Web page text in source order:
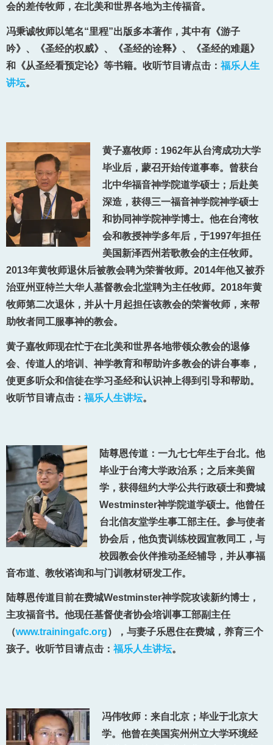
会的差传牧师，在北美和世界各地为主传福音。
冯秉诚牧师以笔名“里程”出版多本著作，其中有《游子
吟》、《圣经的权威》、《圣经的诠释》、《圣经的难题》
和《从圣经看预定论》等书籍。收听节目请点击： 福乐人生
讲坛。
黄子嘉牧师：1962年从台湾成功大学
毕业后，蒙召开始传道事奉。曾获台
北中华福音神学院道学硕士；后赴美
深造，获得三一福音神学院神学硕士
和协同神学院神学博士。他在台湾牧
会和教授神学多年后，于1997年担任
美国新泽西州若歌教会的主任牧师。
2013年黄牧师退休后被教会聘为荣誉牧师。2014年他又被乔
治亚州亚特兰大华人基督教会北堂聘为主任牧师。2018年黄
牧师第二次退休，并从十月起担任该教会的荣誉牧师，来帮
助牧者同工服事神的教会。
黄子嘉牧师现在忙于在北美和世界各地带领众教会的退修
会、传道人的培训、神学教育和帮助许多教会的讲台事奉，
使更多听众和信徒在学习圣经和认识神上得到引导和帮助。
收听节目请点击： 福乐人生讲坛。
陆尊恩传道：一九七七年生于台北。他
毕业于台湾大学政治系；之后来美留
学，获得纽约大学公共行政硕士和费城
Westminster神学院道学硕士。他曾任
台北信友堂学生事工部主任。参与使者
协会后，他负责训练校园宣教同工，与
校园教会伙伴推动圣经辅导，并从事福
音布道、教牧谘询和与门训教材研发工作。
陆尊恩传道目前在费城Westminster神学院攻读新约博士，
主攻福音书。他现任基督使者协会培训事工部副主任
（www.trainingafc.org），与妻子乐恩住在费城，养育三个
孩子。收听节目请点击： 福乐人生讲坛。
冯伟牧师：来自北京；毕业于北京大
学。他曾在美国宾州州立大学环境经